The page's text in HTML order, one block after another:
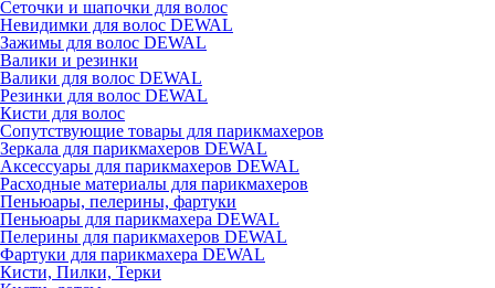
Сеточки и шапочки для волос
Невидимки для волос DEWAL
Зажимы для волос DEWAL
Валики и резинки
Валики для волос DEWAL
Резинки для волос DEWAL
Кисти для волос
Сопутствующие товары для парикмахеров
Зеркала для парикмахеров DEWAL
Аксессуары для парикмахеров DEWAL
Расходные материалы для парикмахеров
Пеньюары, пелерины, фартуки
Пеньюары для парикмахера DEWAL
Пелерины для парикмахеров DEWAL
Фартуки для парикмахера DEWAL
Кисти, Пилки, Терки